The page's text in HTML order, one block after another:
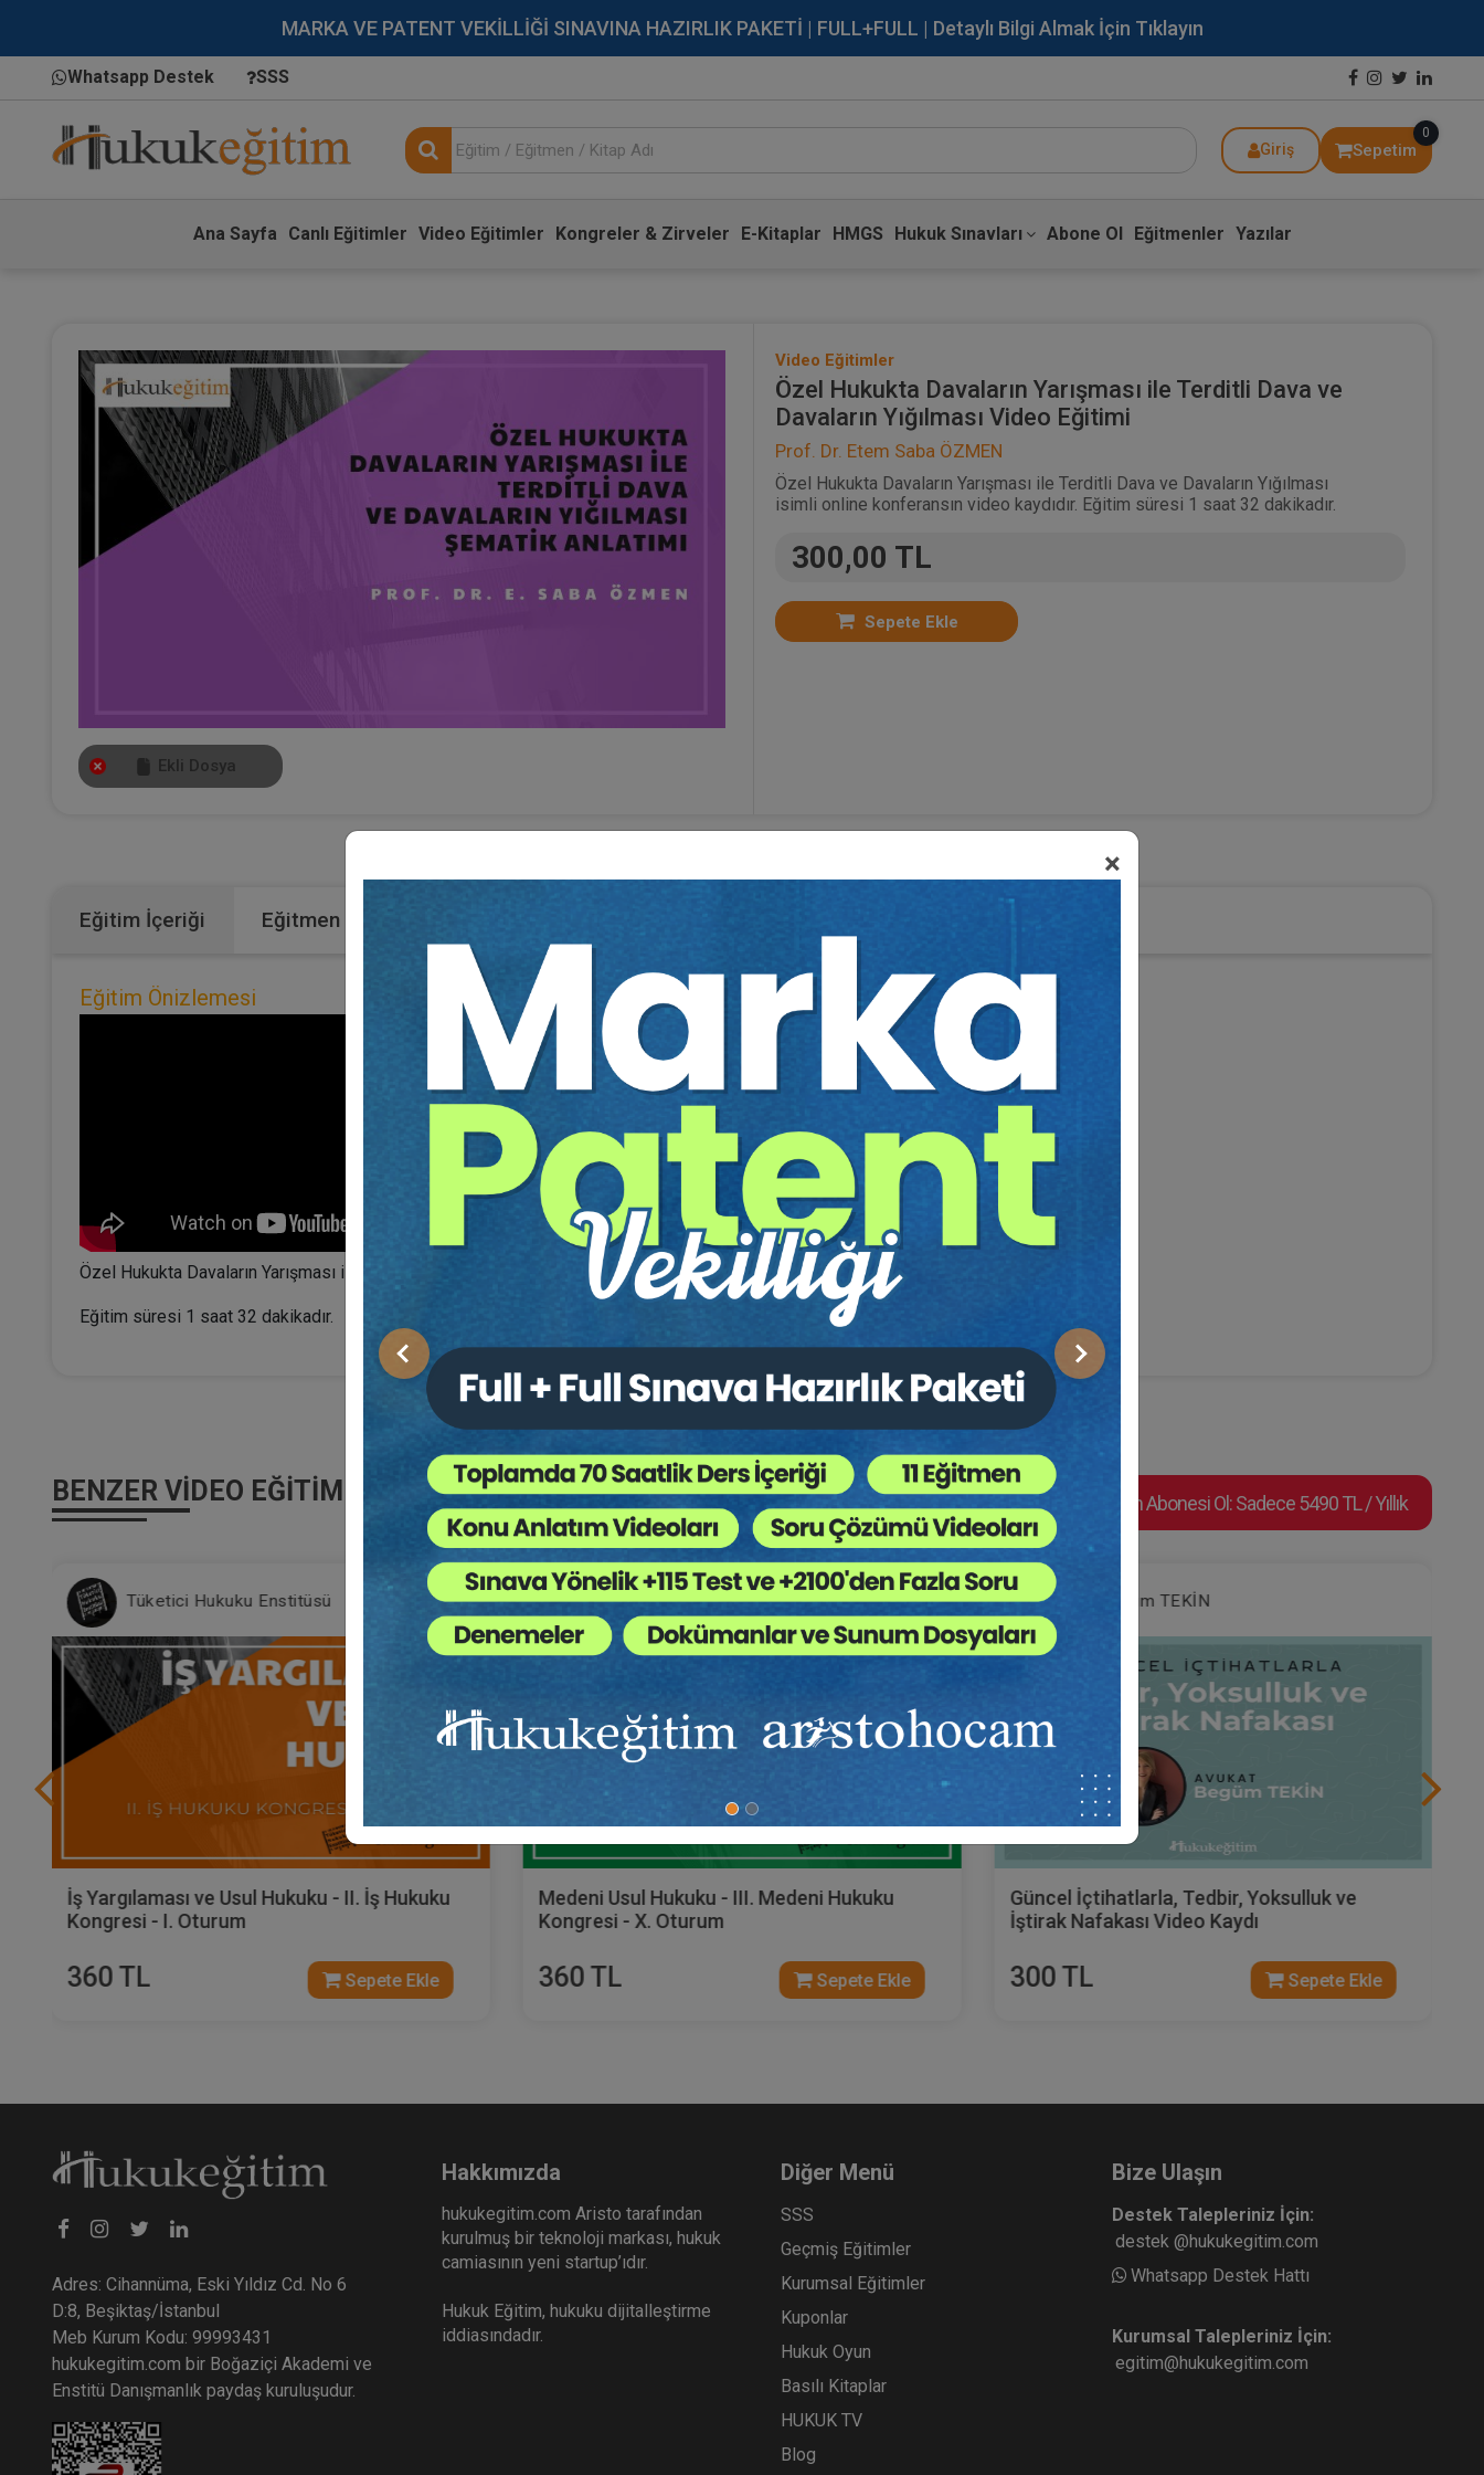
MARKA VE PATENT VEKİLLİĞİ SINAVINA HAZIRLIK PAKETİ | FULL+FULL | Detaylı Bilgi Almak İçin Tıklayın
Whatsapp Destek SSS
Giriş Sepetim
0
Ana Sayfa Canlı Eğitimler Video Eğitimler Kongreler & Zirveler E-Kitaplar HMGS Hukuk Sınavları Abone Ol Eğitmenler Yazılar
×
Önceki Sonraki
Ekli Dosya
Video Eğitimler
Özel Hukukta Davaların Yarışması ile Terditli Dava ve
Davaların Yığılması Video Eğitimi
Prof. Dr. Etem Saba ÖZMEN
Özel Hukukta Davaların Yarışması ile Terditli Dava ve Davaların Yığılması
isimli online konferansın video kaydıdır. Eğitim süresi 1 saat 32 dakikadır.
300,00 TL
Sepete Ekle
Eğitim İçeriği Eğitmen
Eğitim Önizlemesi
Özel Hukukta Davaların Yarışması ile Terditli Dava ve Davaların Yığılması isimli online konferansın video kaydıdır.
Eğitim süresi 1 saat 32 dakikadır.
BENZER VIDEO EĞITIMLER Video Eğitim Abonesi Ol: Sadece 5490 TL / Yıllık
Tüketici Hukuku Enstitüsü
İş Yargılaması ve Usul Hukuku - II. İş Hukuku
Kongresi - I. Oturum
360 TL Sepete Ekle
Tüketici Hukuku Enstitüsü
Medeni Usul Hukuku - III. Medeni Hukuku
Kongresi - X. Oturum
360 TL Sepete Ekle
Av. Begüm TEKİN
Güncel İçtihatlarla, Tedbir, Yoksulluk ve
İştirak Nafakası Video Kaydı
300 TL Sepete Ekle
Adres: Cihannüma, Eski Yıldız Cd. No 6
D:8, Beşiktaş/İstanbul
Meb Kurum Kodu: 99993431
hukukegitim.com bir Boğaziçi Akademi ve
Enstitü Danışmanlık paydaş kuruluşudur.
Hakkımızda
hukukegitim.com Aristo tarafından
kurulmuş bir teknoloji markası, hukuk
camiasının yeni startup’ıdır.
Hukuk Eğitim, hukuku dijitalleştirme
iddiasındadır.
Diğer Menü
SSS
Geçmiş Eğitimler
Kurumsal Eğitimler
Kuponlar
Hukuk Oyun
Basılı Kitaplar
HUKUK TV
Blog
Bize Ulaşın
Destek Talepleriniz İçin:
destek @hukukegitim.com
Whatsapp Destek Hattı
Kurumsal Talepleriniz İçin:
egitim@hukukegitim.com